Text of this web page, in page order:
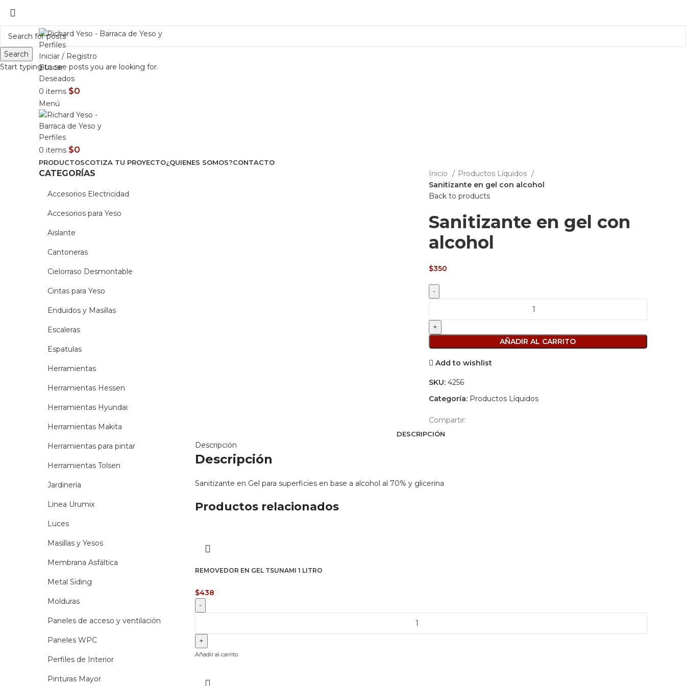
Iniciar / Registro
Buscar
Deseados
0 items $0
Menú
0 items $0
PRODUCTOSCOTIZA TU PROYECTO¿QUIENES SOMOS?CONTACTO
Inicio
Productos Líquidos
Sanitizante en gel con alcohol
Back to products
Sanitizante en gel con
alcohol
$350
gel
con
alcohol
cantidad
AÑADIR AL CARRITO
Add to wishlist
SKU: 4256
Categoría: Productos Líquidos
Compartir:
DESCRIPCIÓN
Descripción
Descripción
Sanitizante en Gel para superficies en base a alcohol al 70% y glicerina
Productos relacionados
REMOVEDOR EN GEL TSUNAMI 1 LITRO
$438
GEL
TSUNAMI
Añadir al carrito
CATEGORÍAS
Accesorios Electricidad
Accesorios para Yeso
Aislante
Cantoneras
Cielorraso Desmontable
Cintas para Yeso
Enduidos y Masillas
Escaleras
Espatulas
Herramientas
Herramientas Hessen
Herramientas Hyundai
Herramientas Makita
Herramientas para pintar
Herramientas Tolsen
Jardinería
Linea Urumix
Luces
Masillas y Yesos
Membrana Asfáltica
Metal Siding
Molduras
Paneles de acceso y ventilación
Paneles WPC
Perfiles de Interior
Pinturas Mayor
Search
Start typing to see posts you are looking for.